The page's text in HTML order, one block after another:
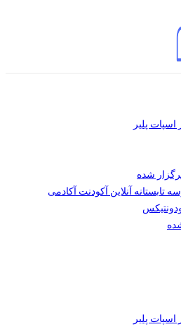
اسپات پلیر
شده
تابستانه آنلاین آکودنت آکادمی
اسپات پلیر